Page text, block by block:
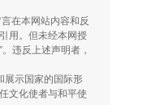
在本网站内容和反
用。但未经本网授
违反上述声明者，
展示国家的国际形
文化使者与和平使